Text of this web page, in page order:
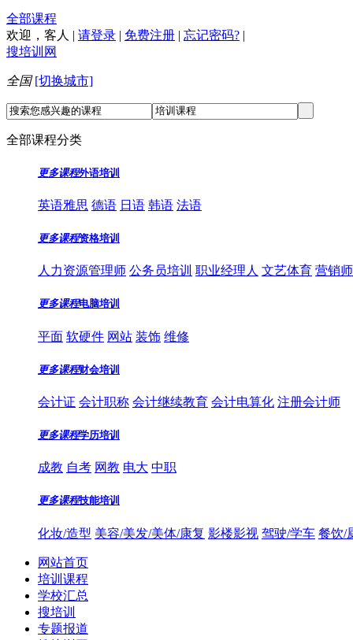
全部课程
欢迎， 客人 | 请登录 | 免费注册 | 忘记密码? |
搜培训网
全国 [切换城市]
全部课程分类
更多课程外语培训
英语雅思 德语 日语 韩语 法语
更多课程资格培训
人力资源管理师 公务员培训 职业经理人 文艺体育 营销
更多课程电脑培训
平面 软硬件 网站 装饰 维修
更多课程财会培训
会计证 会计职称 会计继续教育 会计电算化 注册会计师
更多课程学历培训
成教 自考 网教 电大 中职
更多课程技能培训
化妆/造型 美容/美发/美体/康复 影楼影视 驾驶/学车 餐饮/
网站首页
培训课程
学校汇总
搜培训
专题报道